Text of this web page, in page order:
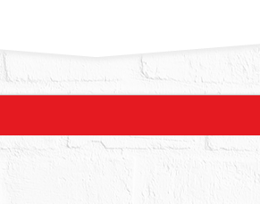
共有人均有優先承買權，惟若
亡或其他足以影響交易之特殊
請投標人自行斟酌查明，且因
拍賣公告未記載而聲請減少價